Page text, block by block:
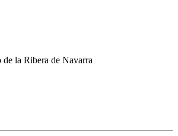
la Ribera de Navarra